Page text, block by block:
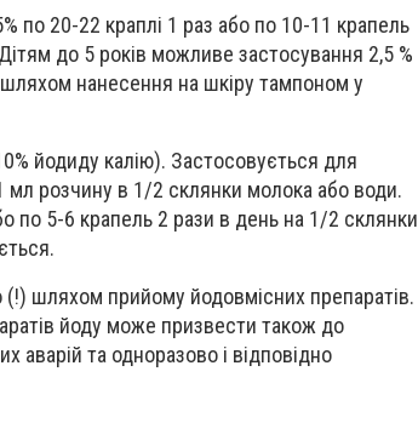
по 20-22 краплі 1 раз або по 10-11 крапель
до 5 років можливе застосування 2,5 %
нанесення на шкіру тампоном у
йодиду калію). Застосовується для
мл розчину в 1/2 склянки молока або води.
по 5-6 крапель 2 рази в день на 1/2 склянки
шляхом прийому йодовмісних препаратів.
йоду може призвести також до
аварій та одноразово і відповідно